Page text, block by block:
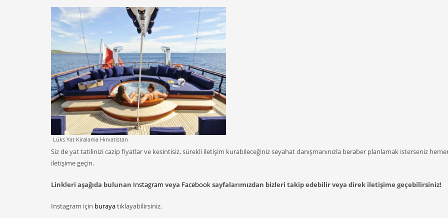
Lüks Yat Kiralama Hırvatistan
Siz de yat tatilinizi cazip fiyatlar ve kesintisiz, sürekli iletişim kurabileceğiniz seyahat danışmanınızla beraber planlamak isterseniz
iletişime geçin.
Linkleri aşağıda bulunan Instagram veya Facebooksayfalarımızdan bizleri takip edebilir veya direk iletişime geçebilirsiniz!
Instagram için burayatıklayabilirsiniz.